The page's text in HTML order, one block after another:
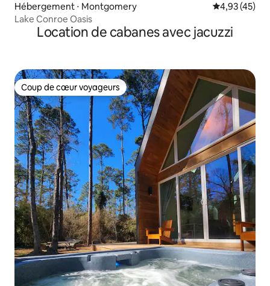
Hébergement ⋅ Montgomery Évaluation
4,93 (45)
Lake Conroe Oasis
Location de cabanes avec jacuzzi
Coup de cœur voyageurs
Coup de cœur voyageurs